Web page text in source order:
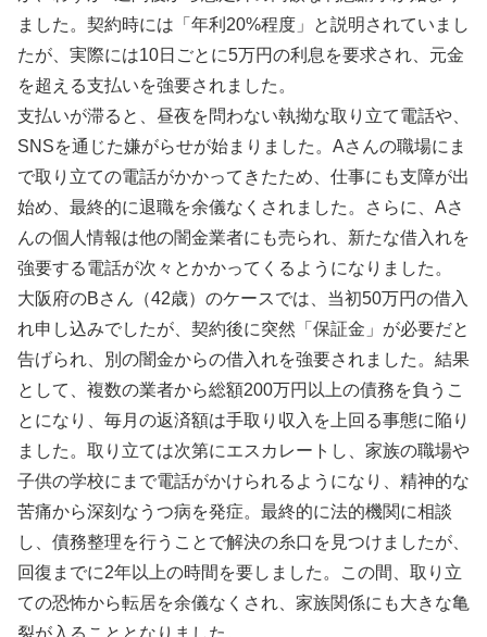
ました。契約時には「年利20%程度」と説明されていまし
たが、実際には10日ごとに5万円の利息を要求され、元金
を超える支払いを強要されました。
支払いが滞ると、昼夜を問わない執拗な取り立て電話や、
SNSを通じた嫌がらせが始まりました。Aさんの職場にま
で取り立ての電話がかかってきたため、仕事にも支障が出
始め、最終的に退職を余儀なくされました。さらに、Aさ
んの個人情報は他の闇金業者にも売られ、新たな借入れを
強要する電話が次々とかかってくるようになりました。
大阪府のBさん（42歳）のケースでは、当初50万円の借入
れ申し込みでしたが、契約後に突然「保証金」が必要だと
告げられ、別の闇金からの借入れを強要されました。結果
として、複数の業者から総額200万円以上の債務を負うこ
とになり、毎月の返済額は手取り収入を上回る事態に陥り
ました。取り立ては次第にエスカレートし、家族の職場や
子供の学校にまで電話がかけられるようになり、精神的な
苦痛から深刻なうつ病を発症。最終的に法的機関に相談
し、債務整理を行うことで解決の糸口を見つけましたが、
回復までに2年以上の時間を要しました。この間、取り立
ての恐怖から転居を余儀なくされ、家族関係にも大きな亀
裂が入ることとなりました。